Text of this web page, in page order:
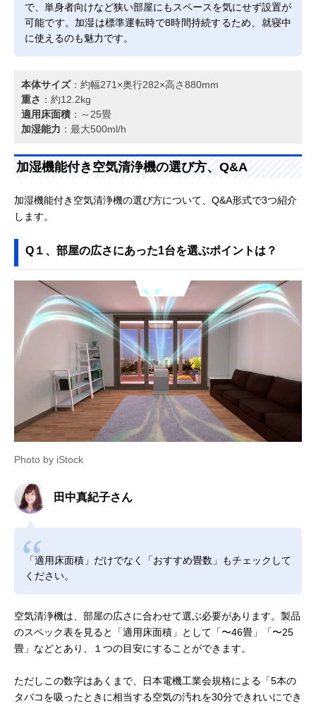
で、単身者向けなど狭い部屋にもスペースを気にせず設置が
可能です。加湿は標準運転時で8時間持続するため、就寝中
に使えるのも魅力です。
本体サイズ：約幅271×奥行282×高さ880mm
重さ ：約12.2kg
適用床面積 ：～25畳
加湿能力 ：最大500ml/h
加湿機能付き空気清浄機の選び方、Q&A
加湿機能付き空気清浄機の選び方について、Q&A形式で3つ紹介
します。
Q１、部屋の広さにあった1台を選ぶポイントは？
Photo by iStock
田中真紀子さん
「適用床面積」だけでなく「おすすめ畳数」もチェックして
ください。
空気清浄機は、部屋の広さに合わせて選ぶ必要があります。製品
のスペック表を見ると「適用床面積」として「〜46畳」「〜25
畳」などとあり、１つの目安にすることができます。
ただしこの数字はあくまで、日本電機工業会規格による「5本の
タバコを吸ったときに相当する空気の汚れを30分できれいにでき